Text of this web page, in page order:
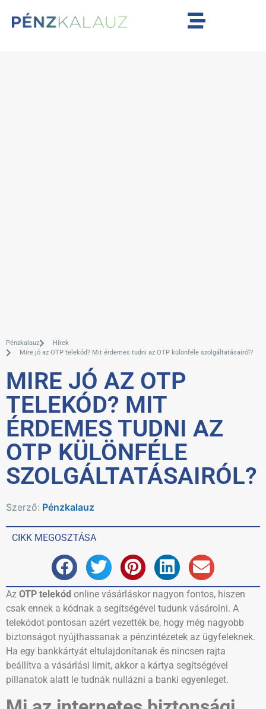
Pénzkalauz
Hírek
Mire jó az OTP telekód? Mit érdemes tudni az OTP különféle szolgáltatásairól?
MIRE JÓ AZ OTP
TELEKÓD? MIT
ÉRDEMES TUDNI AZ
OTP KÜLÖNFÉLE
SZOLGÁLTATÁSAIRÓL?
Szerző: Pénzkalauz
CIKK MEGOSZTÁSA
Az OTP telekód online vásárláskor nagyon fontos, hiszen
csak ennek a kódnak a segítségével tudunk vásárolni. A
telekódot pontosan azért vezették be, hogy még nagyobb
biztonságot nyújthassanak a pénzintézetek az ügyfeleknek.
Ha egy bankkártyát eltulajdonítanak és nincsen rajta
beállítva a vásárlási limit, akkor a kártya segítségével
pillanatok alatt le tudnák nullázni a banki egyenleget.